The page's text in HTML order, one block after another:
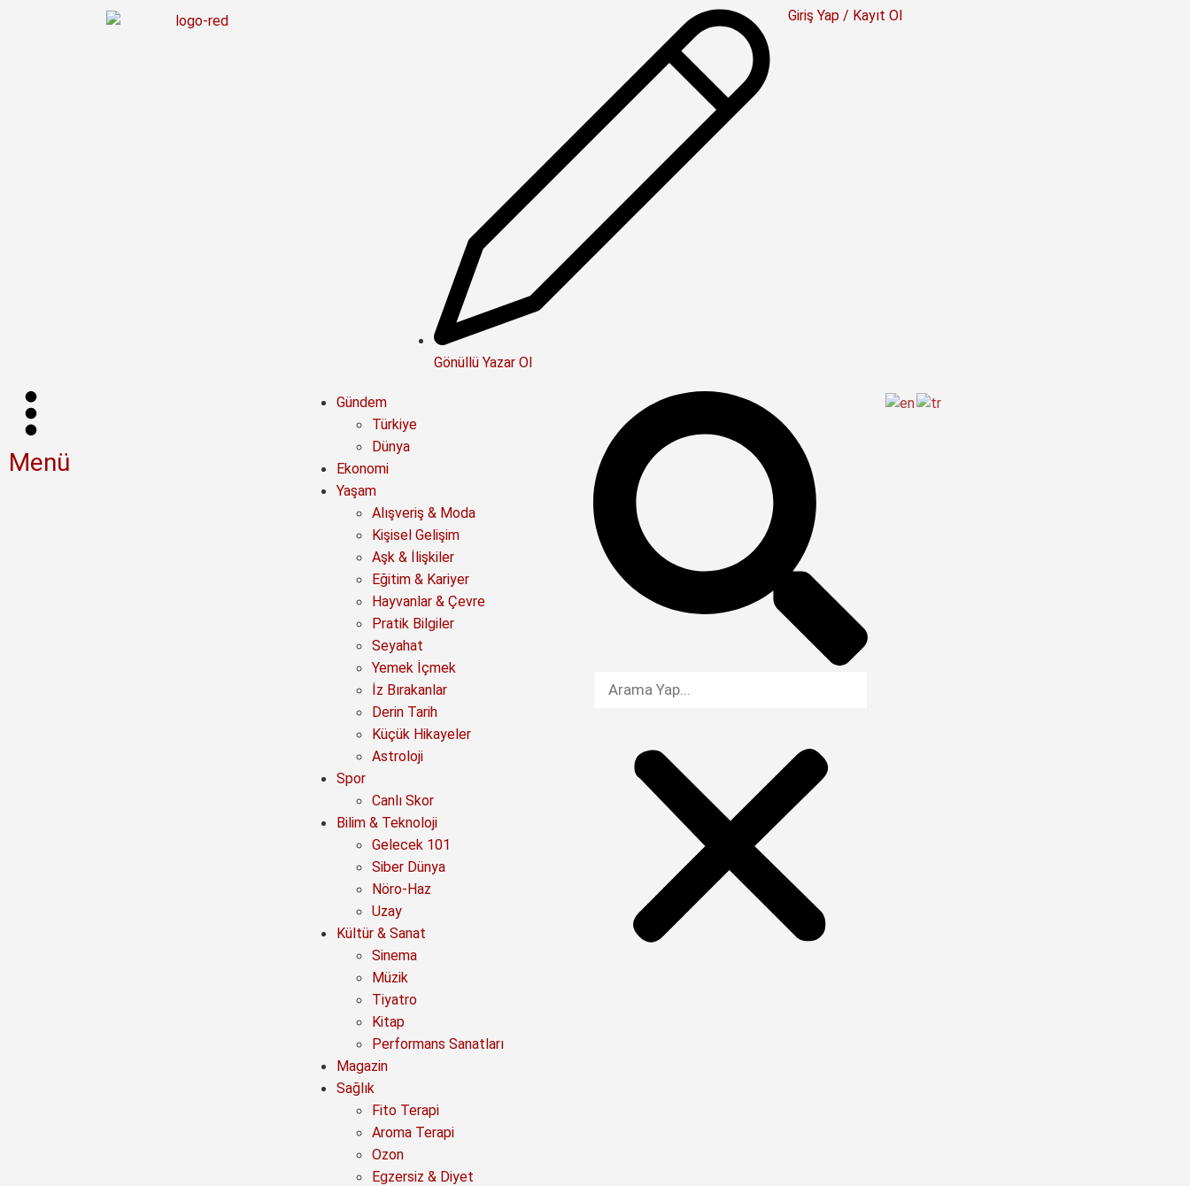
Gönüllü Yazar Ol
Giriş Yap / Kayıt Ol
Menü
Gündem
Türkiye
Dünya
Ekonomi
Yaşam
Alışveriş & Moda
Kişisel Gelişim
Aşk & İlişkiler
Eğitim & Kariyer
Hayvanlar & Çevre
Pratik Bilgiler
Seyahat
Yemek İçmek
İz Bırakanlar
Derin Tarih
Küçük Hikayeler
Astroloji
Spor
Canlı Skor
Bilim & Teknoloji
Gelecek 101
Siber Dünya
Nöro-Haz
Uzay
Kültür & Sanat
Sinema
Müzik
Tiyatro
Kitap
Performans Sanatları
Magazin
Sağlık
Fito Terapi
Aroma Terapi
Ozon
Egzersiz & Diyet